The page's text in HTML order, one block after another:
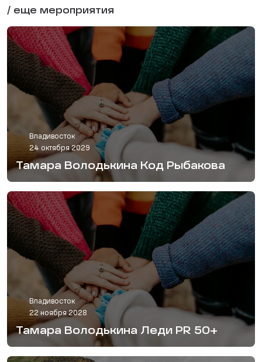
/ еще мероприятия
Владивосток
24 октября 2029
Тамара Володькина Код Рыбакова
Владивосток
22 ноября 2028
Тамара Володькина Леди PR 50+